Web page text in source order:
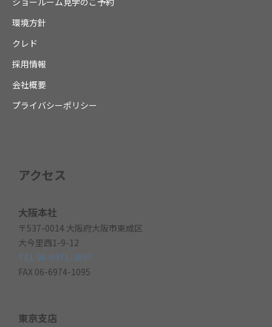
環境方針
クレド
採用情報
会社概要
プライバシーポリシー
アクセス
大阪本社
〒537-0014 大阪府大阪市東成区
大今里西1-9-12
TEL 06-6971-3897
FAX 06-6974-1095
東京支店